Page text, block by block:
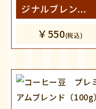
ジナルブレン...
￥550(税込)